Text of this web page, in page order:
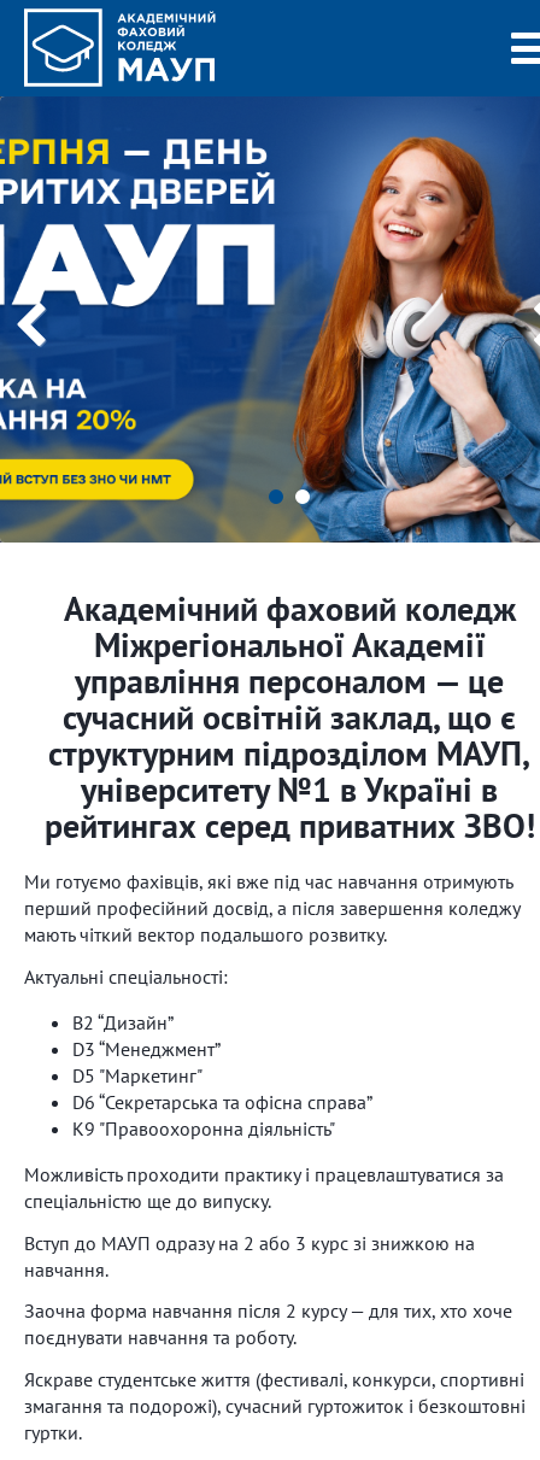
Previous
Академічний фаховий коледж
Міжрегіональної Академії
управління персоналом — це
сучасний освітній заклад, що є
структурним підрозділом МАУП,
університету №1 в Україні в
рейтингах серед приватних ЗВО!
Ми готуємо фахівців, які вже під час навчання отримують
перший професійний досвід, а після завершення коледжу
мають чіткий вектор подальшого розвитку.
Актуальні спеціальності:
B2 “Дизайн”
D3 “Менеджмент”
D5 "Маркетинг"
D6 “Секретарська та офісна справа”
К9 "Правоохоронна діяльність"
Можливість проходити практику і працевлаштуватися за
спеціальністю ще до випуску.
Вступ до МАУП одразу на 2 або 3 курс зі знижкою на
навчання.
Заочна форма навчання після 2 курсу — для тих, хто хоче
поєднувати навчання та роботу.
Яскраве студентське життя (фестивалі, конкурси, спортивні
змагання та подорожі), сучасний гуртожиток і безкоштовні
гуртки.